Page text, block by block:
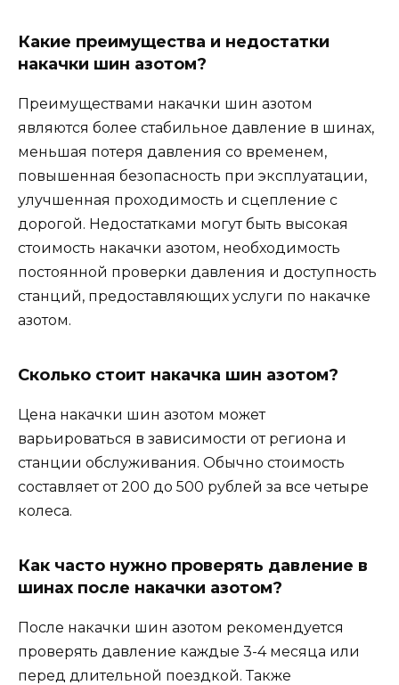
Какие преимущества и недостатки
накачки шин азотом?
Преимуществами накачки шин азотом
являются более стабильное давление в шинах,
меньшая потеря давления со временем,
повышенная безопасность при эксплуатации,
улучшенная проходимость и сцепление с
дорогой. Недостатками могут быть высокая
стоимость накачки азотом, необходимость
постоянной проверки давления и доступность
станций, предоставляющих услуги по накачке
азотом.
Сколько стоит накачка шин азотом?
Цена накачки шин азотом может
варьироваться в зависимости от региона и
станции обслуживания. Обычно стоимость
составляет от 200 до 500 рублей за все четыре
колеса.
Как часто нужно проверять давление в
шинах после накачки азотом?
После накачки шин азотом рекомендуется
проверять давление каждые 3-4 месяца или
перед длительной поездкой. Также